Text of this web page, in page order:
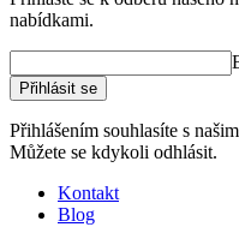
nabídkami.
Přihlásit se
Přihlášením souhlasíte s
Můžete se kdykoli odhlásit.
Kontakt
Blog